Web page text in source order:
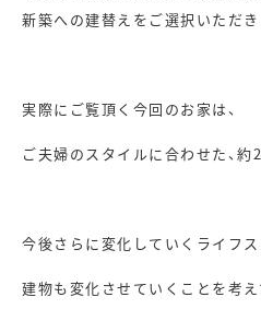
新築への建替えをご選択いただき
実際にご覧頂く今回のお家は、
ご夫婦のスタイルに合わせた、約
今後さらに変化していくライフス
建物も変化させていくことを考え